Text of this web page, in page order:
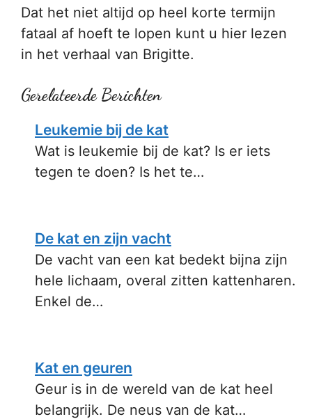
Dat het niet altijd op heel korte termijn
fataal af hoeft te lopen kunt u hier lezen
in het verhaal van Brigitte.
Gerelateerde Berichten
Leukemie bij de kat
Wat is leukemie bij de kat? Is er iets
tegen te doen? Is het te…
De kat en zijn vacht
De vacht van een kat bedekt bijna zijn
hele lichaam, overal zitten kattenharen.
Enkel de…
Kat en geuren
Geur is in de wereld van de kat heel
belangrijk. De neus van de kat…